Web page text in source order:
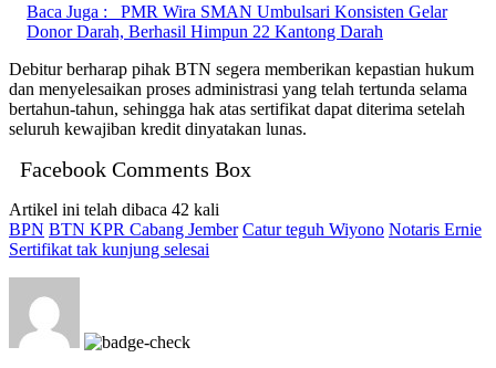
Baca Juga :
PMR Wira SMAN Umbulsari Konsisten Gelar
Donor Darah, Berhasil Himpun 22 Kantong Darah
Debitur berharap pihak BTN segera memberikan kepastian hukum
dan menyelesaikan proses administrasi yang telah tertunda selama
bertahun-tahun, sehingga hak atas sertifikat dapat diterima setelah
seluruh kewajiban kredit dinyatakan lunas.
Facebook Comments Box
Artikel ini telah dibaca 42 kali
BPN BTN KPR Cabang Jember Catur teguh Wiyono Notaris Ernie
Sertifikat tak kunjung selesai